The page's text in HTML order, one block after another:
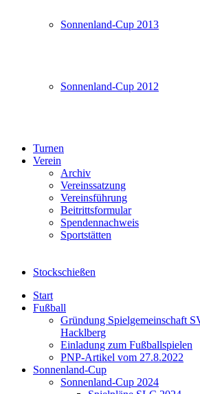
Sonnenland-Cup 2013
Sonnenland-Cup 2012
Turnen
Verein
Archiv
Vereinssatzung
Vereinsführung
Beitrittsformular
Spendennachweis
Sportstätten
Stockschießen
Start
Fußball
Gründung Spielgemeinschaft
Hacklberg
Einladung zum Fußballspielen
PNP-Artikel vom 27.8.2022
Sonnenland-Cup
Sonnenland-Cup 2024